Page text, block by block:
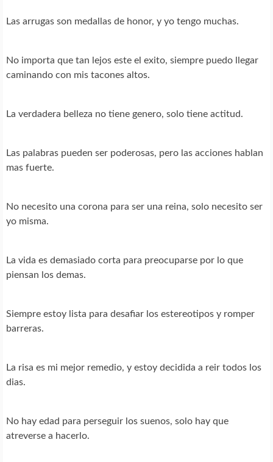
Las arrugas son medallas de honor, y yo tengo muchas.
No importa que tan lejos este el exito, siempre puedo llegar
caminando con mis tacones altos.
La verdadera belleza no tiene genero, solo tiene actitud.
Las palabras pueden ser poderosas, pero las acciones hablan
mas fuerte.
No necesito una corona para ser una reina, solo necesito ser
yo misma.
La vida es demasiado corta para preocuparse por lo que
piensan los demas.
Siempre estoy lista para desafiar los estereotipos y romper
barreras.
La risa es mi mejor remedio, y estoy decidida a reir todos los
dias.
No hay edad para perseguir los suenos, solo hay que
atreverse a hacerlo.